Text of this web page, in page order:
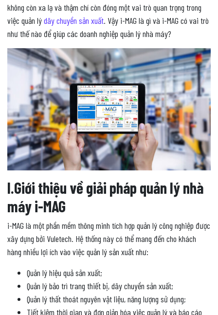
không còn xa lạ và thậm chí còn đóng một vai trò quan trọng trong
việc quản lýdây chuyền sản xuất. Vậy i-MAG là gì và i-MAG có vai trò
như thế nào để giúp các doanh nghiệp quản lý nhà máy?
I.Giới thiệu về giải pháp quản lý nhà
máy i-MAG
i-MAG là một phần mềm thông minh tích hợp quản lý công nghiệp được
xây dựng bởi Vuletech. Hệ thống này có thể mang đến cho khách
hàng nhiều lợi ích vào việc quản lý sản xuất như:
Quản lý hiệu quả sản xuất;
Quản lý bảo trì trang thiết bị, dây chuyền sản xuất;
Quản lý thất thoát nguyên vật liệu, năng lượng sử dụng;
Tiết kiệm thời gian và đơn giản hóa việc quản lý và báo cáo